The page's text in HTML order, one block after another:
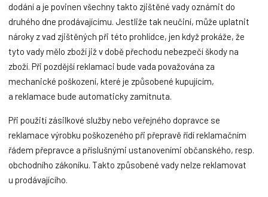
dodání a je povinen všechny takto zjištěné vady oznámit do
druhého dne prodávajícímu. Jestliže tak neučiní, může uplatnit
nároky z vad zjištěných při této prohlídce, jen když prokáže, že
tyto vady mělo zboží již v době přechodu nebezpečí škody na
zboží. Při pozdější reklamaci bude vada považována za
mechanické poškození, které je způsobené kupujícím,
a reklamace bude automaticky zamítnuta.
Při použití zásilkové služby nebo veřejného dopravce se
reklamace výrobku poškozeného při přepravě řídí reklamačním
řádem přepravce a příslušnými ustanoveními občanského, resp.
obchodního zákoníku. Takto způsobené vady nelze reklamovat
u prodávajícího.